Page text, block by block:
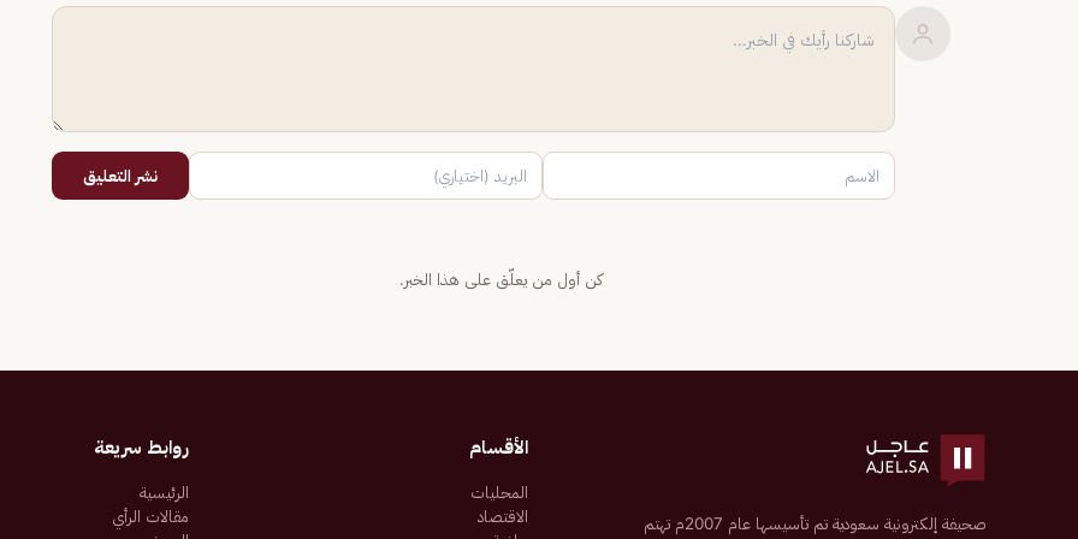
نشر التعليق
كن أول من يعلّق على هذا الخبر.
صحيفة إلكترونية سعودية تم تأسيسها عام 2007م تهتم
الأقسام
المحليات
الاقتصاد
روابط سريعة
الرئيسية
مقالات الرأي